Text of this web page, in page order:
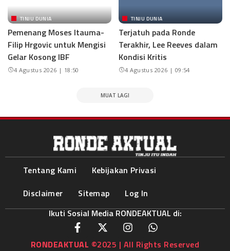
TINJU DUNIA
Pemenang Moses Itauma-
Filip Hrgovic untuk Mengisi
Gelar Kosong IBF
4 Agustus 2026 | 18:50
TINJU DUNIA
Terjatuh pada Ronde
Terakhir, Lee Reeves dalam
Kondisi Kritis
4 Agustus 2026 | 09:54
MUAT LAGI
Tentang Kami
Kebijakan Privasi
Disclaimer
Sitemap
Log In
Ikuti Sosial Media RONDEAKTUAL di:
RONDEAKTUAL ©2025 | All Rights Reserved